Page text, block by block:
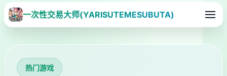
一次性交易大师(YARISUTEMESUBUTA)
热门游戏